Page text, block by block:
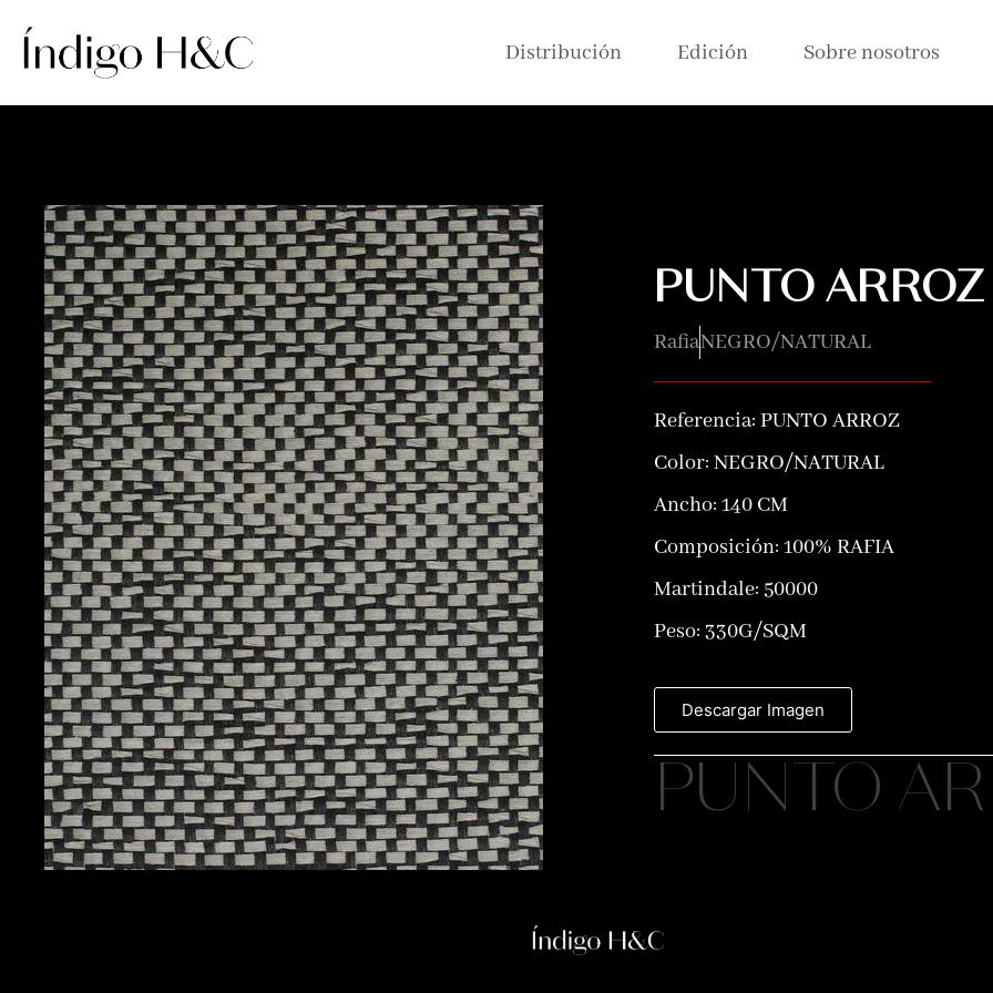
Distribución Edición Sobre nosotros
PUNTO ARROZ
RafiaNEGRO/NATURAL
Referencia: PUNTO ARROZ
Color: NEGRO/NATURAL
Ancho: 140 CM
Composición: 100% RAFIA
Martindale: 50000
Peso: 330G/SQM
Descargar Imagen
PUNTO